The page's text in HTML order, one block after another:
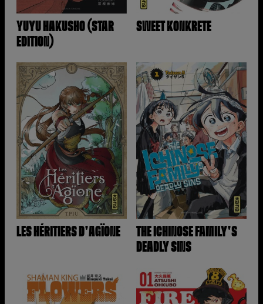
YUYU HAKUSHO (STAR
EDITION)
SWEET KONKRETE
LES HÉRITIERS D'AGÏONE
THE ICHINOSE FAMILY'S
DEADLY SINS